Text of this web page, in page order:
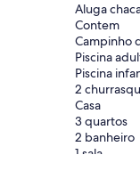
Aluga
Contem
Campinho
Piscina
Piscina
2
Casa
3 quartos
2 banheiro
1 sala